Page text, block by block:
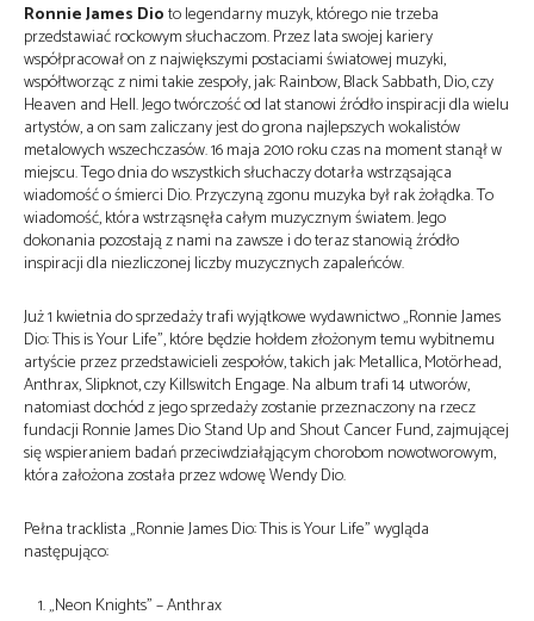
Ronnie James Dioto legendarny muzyk, którego nie trzeba
przedstawiać rockowym słuchaczom. Przez lata swojej kariery
współpracował on z największymi postaciami światowej muzyki,
współtworząc z nimi takie zespoły, jak: Rainbow, Black Sabbath, Dio, czy
Heaven and Hell. Jego twórczość od lat stanowi źródło inspiracji dla wielu
artystów, a on sam zaliczany jest do grona najlepszych wokalistów
metalowych wszechczasów. 16 maja 2010 roku czas na moment stanął w
miejscu. Tego dnia do wszystkich słuchaczy dotarła wstrząsająca
wiadomość o śmierci Dio. Przyczyną zgonu muzyka był rak żołądka. To
wiadomość, która wstrząsnęła całym muzycznym światem. Jego
dokonania pozostają z nami na zawsze i do teraz stanowią źródło
inspiracji dla niezliczonej liczby muzycznych zapaleńców.
Już 1 kwietnia do sprzedaży trafi wyjątkowe wydawnictwo „Ronnie James
Dio: This is Your Life”, które będzie hołdem złożonym temu wybitnemu
artyście przez przedstawicieli zespołów, takich jak: Metallica, Motörhead,
Anthrax, Slipknot, czy Killswitch Engage. Na album trafi 14 utworów,
natomiast dochód z jego sprzedaży zostanie przeznaczony na rzecz
fundacji Ronnie James Dio Stand Up and Shout Cancer Fund, zajmującej
się wspieraniem badań przeciwdziałąjącym chorobom nowotworowym,
która założona została przez wdowę Wendy Dio.
Pełna tracklista „Ronnie James Dio: This is Your Life” wygląda
następująco:
„Neon Knights” – Anthrax